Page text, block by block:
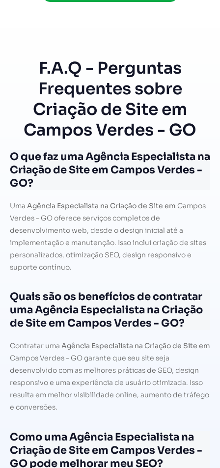
F.A.Q - Perguntas
Frequentes sobre
Criação de Site em
Campos Verdes - GO
O que faz uma Agência Especialista na
Criação de Site em Campos Verdes -
GO?
Uma Agência Especialista na Criação de Site em Campos
Verdes – GO oferece serviços completos de
desenvolvimento web, desde o design inicial até a
implementação e manutenção. Isso inclui criação de sites
personalizados, otimização SEO, design responsivo e
suporte contínuo.
Quais são os benefícios de contratar
uma Agência Especialista na Criação
de Site em Campos Verdes - GO?
Contratar uma Agência Especialista na Criação de Site em
Campos Verdes – GO garante que seu site seja
desenvolvido com as melhores práticas de SEO, design
responsivo e uma experiência de usuário otimizada. Isso
resulta em melhor visibilidade online, aumento de tráfego
e conversões.
Como uma Agência Especialista na
Criação de Site em Campos Verdes -
GO pode melhorar meu SEO?